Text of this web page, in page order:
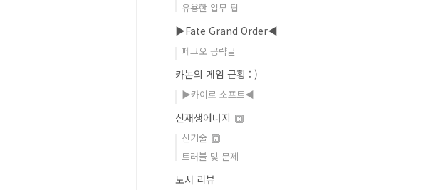
유용한 업무 팁
▶Fate Grand Order◀
페그오 공략글
카논의 게임 근황 : )
▶카이로 소프트◀
신재생에너지
신기술
트러블 및 문제
도서 리뷰